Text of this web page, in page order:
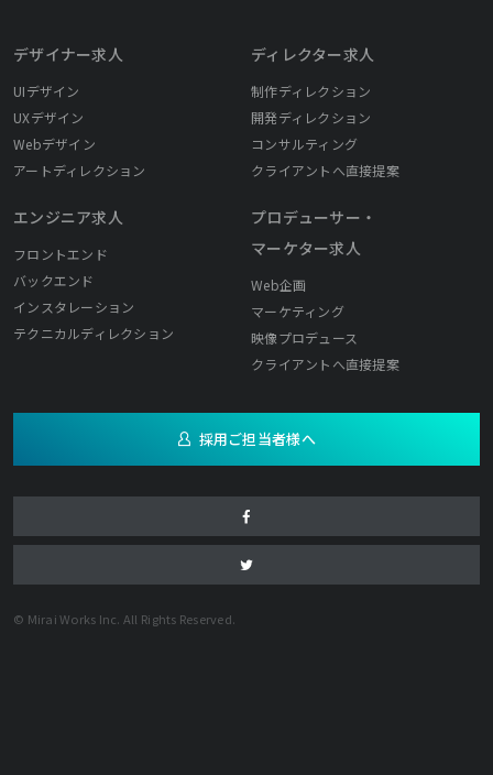
デザイナー求人
UIデザイン
UXデザイン
Webデザイン
アートディレクション
エンジニア求人
フロントエンド
バックエンド
インスタレーション
テクニカルディレクション
ディレクター求人
制作ディレクション
開発ディレクション
コンサルティング
クライアントへ直接提案
プロデューサー・
マーケター求人
Web企画
マーケティング
映像プロデュース
クライアントへ直接提案
採用ご担当者様へ
© Mirai Works Inc. All Rights Reserved.